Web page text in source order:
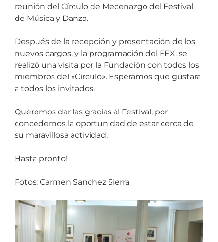
reunión del Círculo de Mecenazgo del Festival
de Música y Danza.
Después de la recepción y presentación de los
nuevos cargos, y la programación del FEX, se
realizó una visita por la Fundación con todos los
miembros del «Círculo». Esperamos que gustara
a todos los invitados.
Queremos dar las gracias al Festival, por
concedernos la oportunidad de estar cerca de
su maravillosa actividad.
Hasta pronto!
Fotos: Carmen Sanchez Sierra